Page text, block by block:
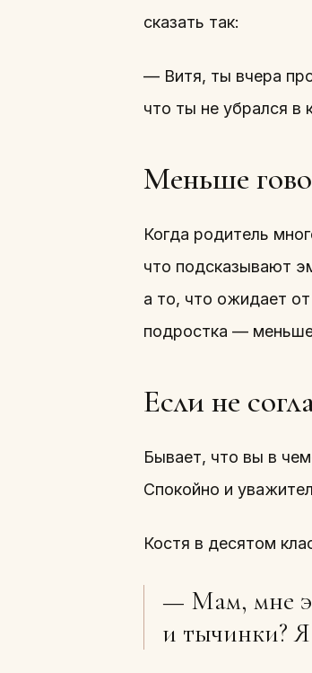
сказать так:
— Витя, ты вчера
что ты не убрался в
Меньше
Когда родитель
что подсказывают
а то, что ожидает
подростка —
Если не
Бывает, что вы в
Спокойно и
Костя в десятом
— Мам, мне
и тычинки? Я